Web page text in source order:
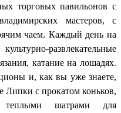
торговых павильонов с
мастеров, с
чаем. Каждый день на
развлекательные
катание на лошадях.
и, как вы уже знаете,
Липки с прокатом коньков,
шатрами для